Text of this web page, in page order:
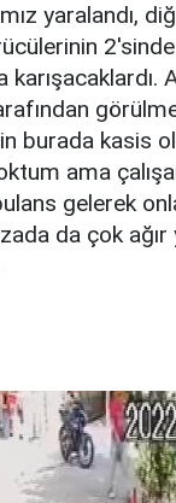
yaralandı,
burada kasis
ama
gelerek
da çok